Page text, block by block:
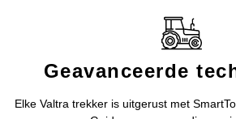
Geavanceerde
Elke Valtra trekker is uitgerust met